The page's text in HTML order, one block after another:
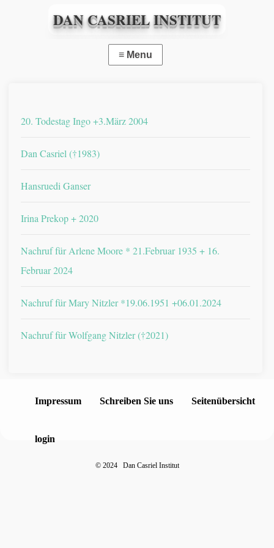
DAN CASRIEL INSTITUT
20. Todestag Ingo +3.März 2004
Dan Casriel (†1983)
Hansruedi Ganser
Irina Prekop + 2020
Nachruf für Arlene Moore * 21.Februar 1935 + 16.
Februar 2024
Nachruf für Mary Nitzler *19.06.1951 +06.01.2024
Nachruf für Wolfgang Nitzler (†2021)
Impressum Schreiben Sie uns Seitenübersicht
login
© 2024 Dan Casriel Institut